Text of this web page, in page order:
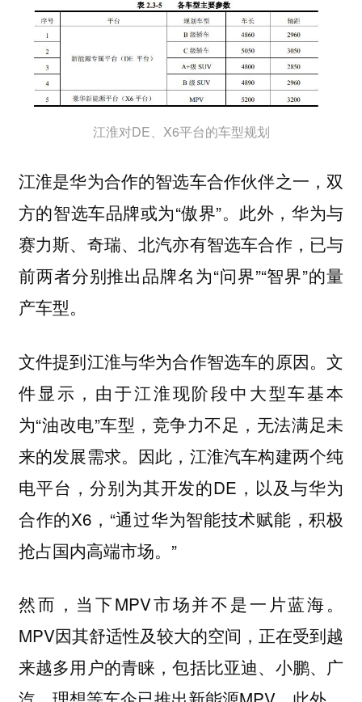
江淮对DE、X6平台的车型规划
江淮是华为合作的智选车合作伙伴之一，双
方的智选车品牌或为“傲界”。此外，华为与
赛力斯、奇瑞、北汽亦有智选车合作，已与
前两者分别推出品牌名为“问界”“智界”的量
产车型。
文件提到江淮与华为合作智选车的原因。文
件显示，由于江淮现阶段中大型车基本
为“油改电”车型，竞争力不足，无法满足未
来的发展需求。因此，江淮汽车构建两个纯
电平台，分别为其开发的DE，以及与华为
合作的X6，“通过华为智能技术赋能，积极
抢占国内高端市场。”
然而，当下MPV市场并不是一片蓝海。
MPV因其舒适性及较大的空间，正在受到越
来越多用户的青睐，包括比亚迪、小鹏、广